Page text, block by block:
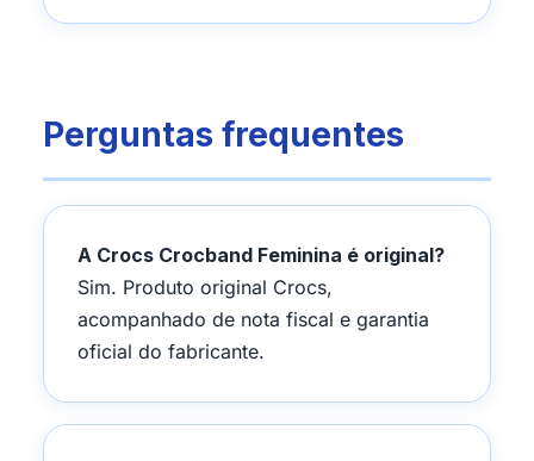
Perguntas frequentes
A Crocs Crocband Feminina é original?
Sim. Produto original Crocs,
acompanhado de nota fiscal e garantia
oficial do fabricante.